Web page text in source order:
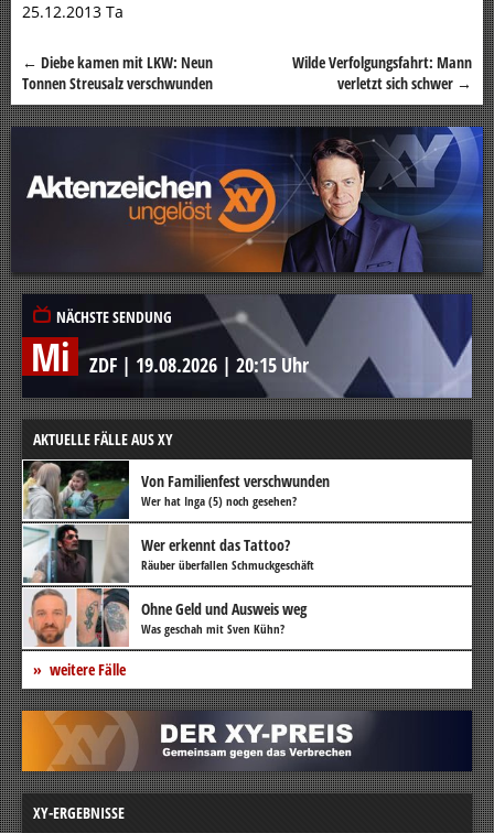
25.12.2013 Ta
Beitragsnavigation
← Diebe kamen mit LKW: Neun
Tonnen Streusalz verschwunden
Wilde Verfolgungsfahrt: Mann
verletzt sich schwer →
NÄCHSTE SENDUNG
Mi ZDF | 19.08.2026 | 20:15 Uhr
AKTUELLE FÄLLE AUS XY
Von Familienfest verschwunden
Wer hat Inga (5) noch gesehen?
Wer erkennt das Tattoo?
Räuber überfallen Schmuckgeschäft
Ohne Geld und Ausweis weg
Was geschah mit Sven Kühn?
weitere Fälle
XY-ERGEBNISSE